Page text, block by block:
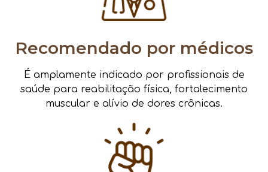
Recomendado por médicos
É amplamente indicado por profissionais de
saúde para reabilitação física, fortalecimento
muscular e alívio de dores crônicas.